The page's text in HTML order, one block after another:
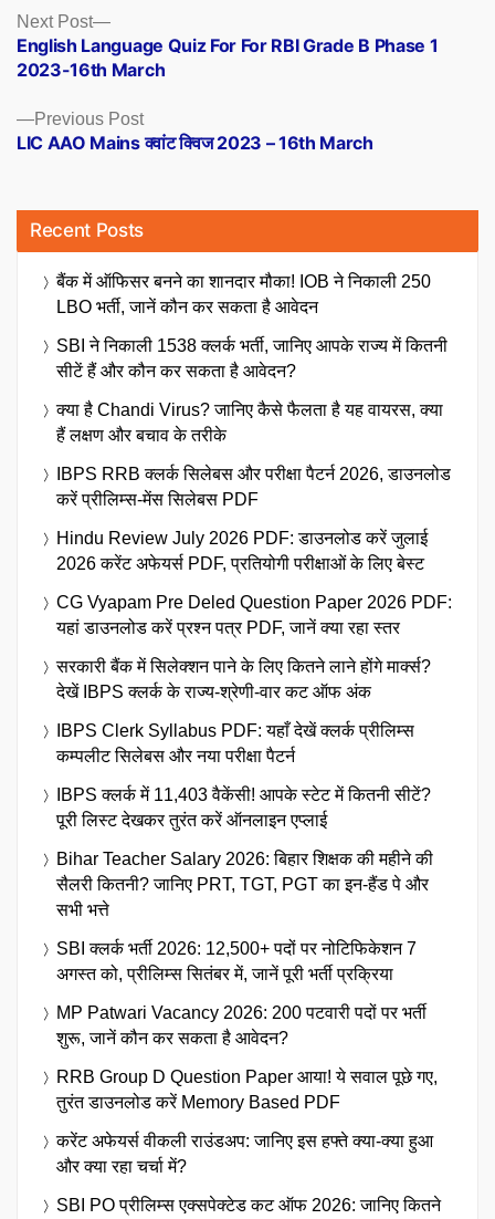
Posts
navigation
Previous PostPrevious
post:
LIC AAO Mains क्वांट क्विज 2023 – 16th March
Next Post
Next
post:
English Language Quiz For For RBI Grade B Phase 1
2023-16th March
Recent Posts
बैंक में ऑफिसर बनने का शानदार मौका! IOB ने निकाली 250
LBO भर्ती, जानें कौन कर सकता है आवेदन
SBI ने निकाली 1538 क्लर्क भर्ती, जानिए आपके राज्य में कितनी
सीटें हैं और कौन कर सकता है आवेदन?
क्या है Chandi Virus? जानिए कैसे फैलता है यह वायरस, क्या
हैं लक्षण और बचाव के तरीके
IBPS RRB क्लर्क सिलेबस और परीक्षा पैटर्न 2026, डाउनलोड
करें प्रीलिम्स-मेंस सिलेबस PDF
Hindu Review July 2026 PDF: डाउनलोड करें जुलाई
2026 करेंट अफेयर्स PDF, प्रतियोगी परीक्षाओं के लिए बेस्ट
CG Vyapam Pre Deled Question Paper 2026 PDF:
यहां डाउनलोड करें प्रश्न पत्र PDF, जानें क्या रहा स्तर
सरकारी बैंक में सिलेक्शन पाने के लिए कितने लाने होंगे मार्क्स?
देखें IBPS क्लर्क के राज्य-श्रेणी-वार कट ऑफ अंक
IBPS Clerk Syllabus PDF: यहाँ देखें क्लर्क प्रीलिम्स
कम्पलीट सिलेबस और नया परीक्षा पैटर्न
IBPS क्लर्क में 11,403 वैकेंसी! आपके स्टेट में कितनी सीटें?
पूरी लिस्ट देखकर तुरंत करें ऑनलाइन एप्लाई
Bihar Teacher Salary 2026: बिहार शिक्षक की महीने की
सैलरी कितनी? जानिए PRT, TGT, PGT का इन-हैंड पे और
सभी भत्ते
SBI क्लर्क भर्ती 2026: 12,500+ पदों पर नोटिफिकेशन 7
अगस्त को, प्रीलिम्स सितंबर में, जानें पूरी भर्ती प्रक्रिया
MP Patwari Vacancy 2026: 200 पटवारी पदों पर भर्ती
शुरू, जानें कौन कर सकता है आवेदन?
RRB Group D Question Paper आया! ये सवाल पूछे गए,
तुरंत डाउनलोड करें Memory Based PDF
करेंट अफेयर्स वीकली राउंडअप: जानिए इस हफ्ते क्या-क्या हुआ
और क्या रहा चर्चा में?
SBI PO प्रीलिम्स एक्सपेक्टेड कट ऑफ 2026: जानिए कितने